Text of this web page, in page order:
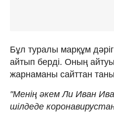
Бұл туралы марқұм
айтып берді. Оның
жарнаманы сайттан
"Менің әкем Ли Иван
шілдеде